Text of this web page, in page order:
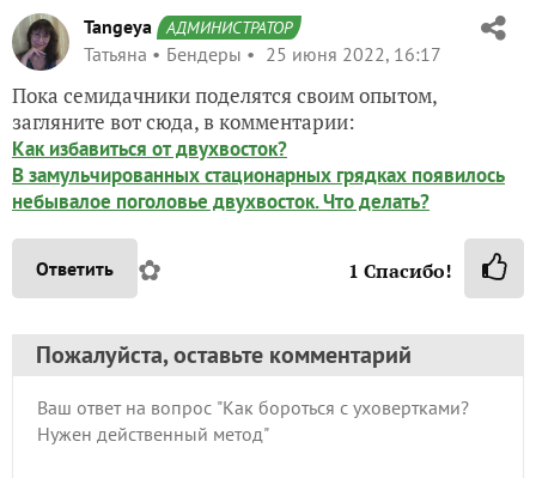
Tangeya АДМИНИСТРАТОР
Татьяна Бендеры 25 июня 2022, 16:17
Пока семидачники поделятся своим опытом,
загляните вот сюда, в комментарии:
Как избавиться от двухвосток?
В замульчированных стационарных грядках появилось
небывалое поголовье двухвосток. Что делать?
Ответить ✿ 1 Спасибо!
Пожалуйста, оставьте комментарий